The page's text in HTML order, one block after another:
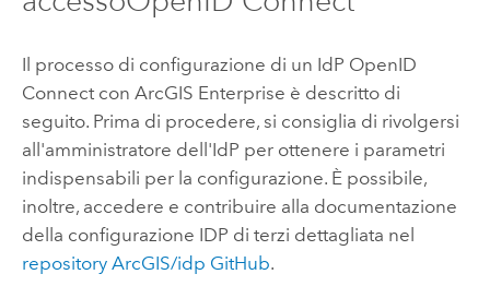
Il processo di configurazione di un IdP OpenID
Connectcon ArcGIS Enterprise è descritto di
seguito.Prima di procedere, si consiglia di rivolgersi
all'amministratore dell'IdP per ottenere i parametri
indispensabili per la configurazione. È possibile,
inoltre, accedere e contribuire alla documentazione
della configurazione IDP di terzi dettagliata nel
repository ArcGIS/idp GitHub.